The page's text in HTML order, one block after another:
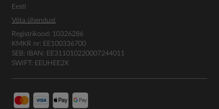
Eesti
Võta ühendust
Registrikood: 10326286
KMKR nr: EE100336700
SEB: IBAN: EE311010220007244011
SWIFT: EEUHEE2X